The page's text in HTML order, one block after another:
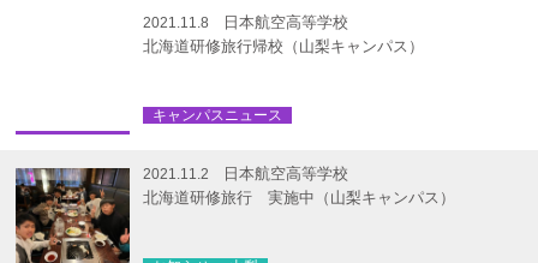
2021.11.8
日本航空高等学校
北海道研修旅行帰校（山梨キャンパス）
キャンパスニュース
2021.11.2
日本航空高等学校
北海道研修旅行 実施中（山梨キャンパス）